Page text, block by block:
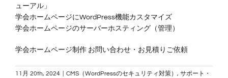
ューアル」
学会ホームページにWordPress機能カスタマイズ
学会ホームページのサーバーホスティング（管理）
学会ホームページ制作 お問い合わせ・お見積りご依頼
11月 20th, 2024 CMS（WordPressのセキュリティ対策） , サポート・